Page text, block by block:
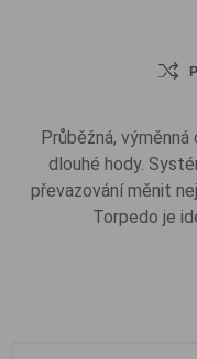
Průběžná,
dlouhé hody.
převazování měnit
Torpedo je